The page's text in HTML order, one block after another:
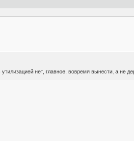
нет, главное, вовремя вынести, а не